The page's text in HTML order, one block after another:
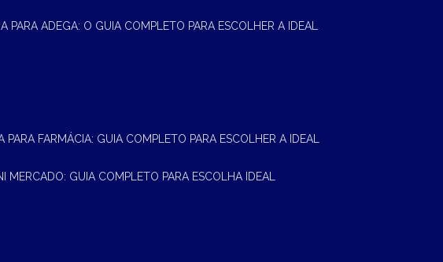
PARA ADEGA: O GUIA COMPLETO PARA ESCOLHER A IDEAL
PARA FARMÁCIA: GUIA COMPLETO PARA ESCOLHER A IDEAL
MERCADO: GUIA COMPLETO PARA ESCOLHA IDEAL